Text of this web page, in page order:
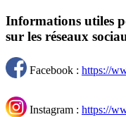
Informations utiles
sur les réseaux
Facebook : https://
Instagram : https://